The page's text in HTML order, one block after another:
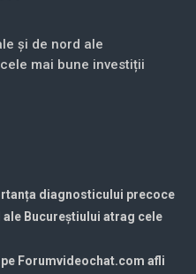
și de nord ale
mai bune investiții
diagnosticului precoce
ale Bucureștiului atrag cele
Forumvideochat.com afli